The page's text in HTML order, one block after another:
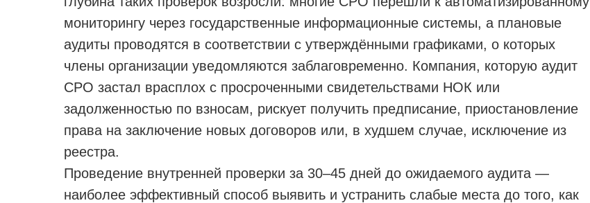
мониторингу через государственные информационные системы, а плановые
аудиты проводятся в соответствии с утверждёнными графиками, о которых
члены организации уведомляются заблаговременно. Компания, которую аудит
СРО застал врасплох с просроченными свидетельствами НОК или
задолженностью по взносам, рискует получить предписание, приостановление
права на заключение новых договоров или, в худшем случае, исключение из
реестра.
Проведение внутренней проверки за 30–45 дней до ожидаемого аудита —
наиболее эффективный способ выявить и устранить слабые места до того, как